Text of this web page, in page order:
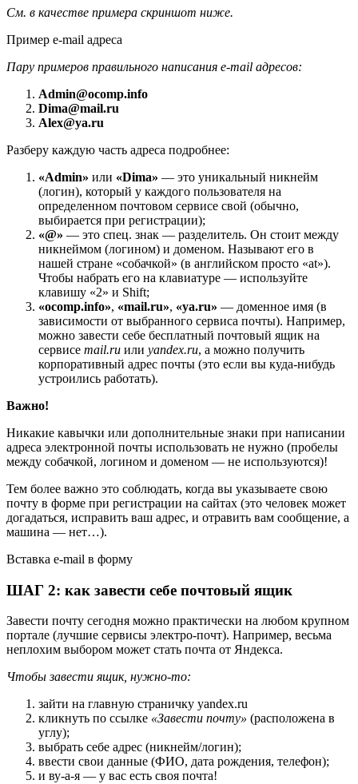
См. в качестве примера скриншот ниже.
Пример e-mail адреса
Пару примеров правильного написания e-mail адресов:
Admin@ocomp.info
Dima@mail.ru
Alex@ya.ru
Разберу каждую часть адреса подробнее:
«Admin» или «Dima» — это уникальный никнейм
(логин), который у каждого пользователя на
определенном почтовом сервисе свой (обычно,
выбирается при регистрации);
«@» — это спец. знак — разделитель. Он стоит между
никнеймом (логином) и доменом. Называют его в
нашей стране «собачкой» (в английском просто «at»).
Чтобы набрать его на клавиатуре — используйте
клавишу «2» и Shift;
«ocomp.info», «mail.ru», «ya.ru» — доменное имя (в
зависимости от выбранного сервиса почты). Например,
можно завести себе бесплатный почтовый ящик на
сервисе mail.ru или yandex.ru, а можно получить
корпоративный адрес почты (это если вы куда-нибудь
устроились работать).
Важно!
Никакие кавычки или дополнительные знаки при написании
адреса электронной почты использовать не нужно (пробелы
между собачкой, логином и доменом — не используются)!
Тем более важно это соблюдать, когда вы указываете свою
почту в форме при регистрации на сайтах (это человек может
догадаться, исправить ваш адрес, и отравить вам сообщение, а
машина — нет…).
Вставка e-mail в форму
ШАГ 2: как завести себе почтовый ящик
Завести почту сегодня можно практически на любом крупном
портале (лучшие сервисы электро-почт). Например, весьма
неплохим выбором может стать почта от Яндекса.
Чтобы завести ящик, нужно-то:
зайти на главную страничку yandex.ru
кликнуть по ссылке «Завести почту» (расположена в
углу);
выбрать себе адрес (никнейм/логин);
ввести свои данные (ФИО, дата рождения, телефон);
и ву-а-я — у вас есть своя почта!